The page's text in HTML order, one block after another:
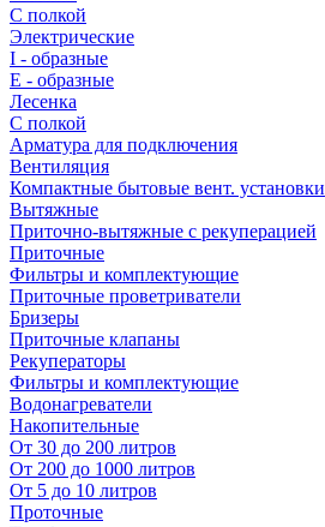
С полкой
Электрические
I - образные
E - образные
Лесенка
С полкой
Арматура для подключения
Вентиляция
Компактные бытовые вент. установки
Вытяжные
Приточно-вытяжные с рекуперацией
Приточные
Фильтры и комплектующие
Приточные проветриватели
Бризеры
Приточные клапаны
Рекуператоры
Фильтры и комплектующие
Водонагреватели
Накопительные
От 30 до 200 литров
От 200 до 1000 литров
От 5 до 10 литров
Проточные